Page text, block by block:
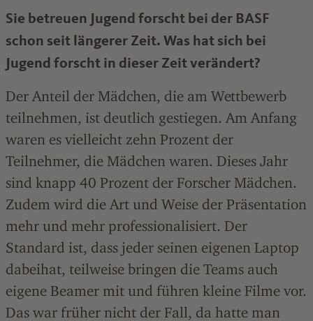
Sie betreuen Jugend forscht bei der BASF
schon seit längerer Zeit. Was hat sich bei
Jugend forscht in dieser Zeit verändert?
Der Anteil der Mädchen, die am Wettbewerb
teilnehmen, ist deutlich gestiegen. Am Anfang
waren es vielleicht zehn Prozent der
Teilnehmer, die Mädchen waren. Dieses Jahr
sind knapp 40 Prozent der Forscher Mädchen.
Zudem wird die Art und Weise der Präsentation
mehr und mehr professionalisiert. Der
Standard ist, dass jeder seinen eigenen Laptop
dabeihat, teilweise bringen die Teams auch
eigene Beamer mit und führen kleine Filme vor.
Das war früher nicht der Fall, da hatte man